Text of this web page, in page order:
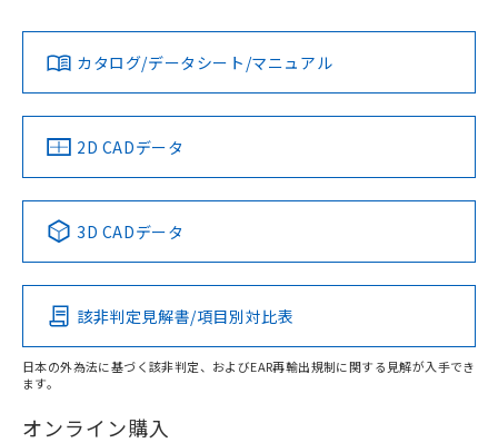
ダウンロードデータをご利用いただく前に、以下を必ずお読
みください。
ソフトウェアの使用条件
対応済み
中国 RoHS 注意事項・凡例
Pb Hg Cd Cr(VI)
O
在庫等で未対応品が混在する可能性があります。
カタログ/データシート/マニュアル
2D CADデータ
3D CADデータ
該非判定見解書/項目別対比表
日本の外為法に基づく該非判定、およびEAR再輸出規制に関する見解が入手でき
ます。
オンライン購入